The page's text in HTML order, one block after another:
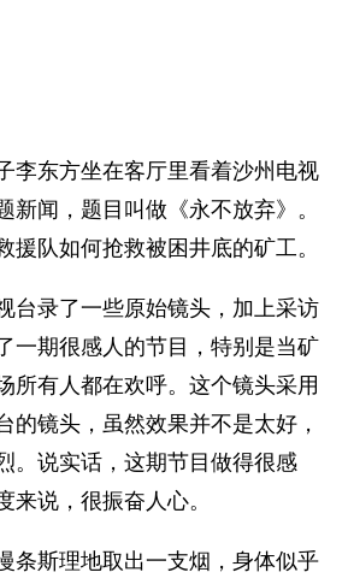
李东方坐在客厅里看着沙州电视
新闻，题目叫做《永不放弃》。
援队如何抢救被困井底的矿工。
台录了一些原始镜头，加上采访
一期很感人的节目，特别是当矿
所有人都在欢呼。这个镜头采用
的镜头，虽然效果并不是太好，
。说实话，这期节目做得很感
来说，很振奋人心。
条斯理地取出一支烟，身体似乎